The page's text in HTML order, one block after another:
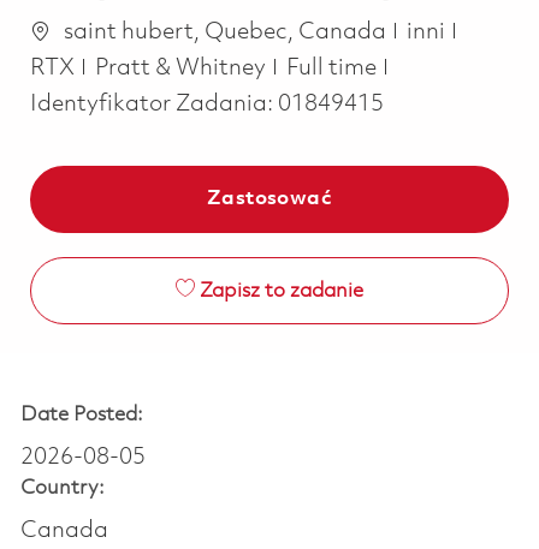
Lokalizacja
saint hubert, Quebec, Canada Kategoria
inni
RTX
Pratt & Whitney Job Type
Full time
Identyfikator Zadania: 01849415
Zastosować
Zapisz to zadanie
Date Posted:
2026-08-05
Country:
Canada